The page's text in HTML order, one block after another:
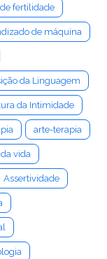
fertilidade
de máquina
da Linguagem
da Intimidade
arte-terapia
vida
Assertividade